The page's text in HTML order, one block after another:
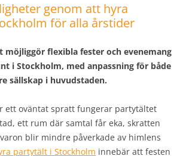
genom att hyra
för alla årstider
möjliggör flexibla fester och evenemang
i Stockholm, med anpassning för både
sällskap i huvudstaden.
ett oväntat spratt fungerar partytältet
ett rum där samtal får eka, skratten
blir mindre påverkade av himlens
partytält i Stockholm innebär att festen